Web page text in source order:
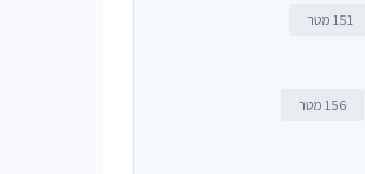
151 מטר
156 מטר